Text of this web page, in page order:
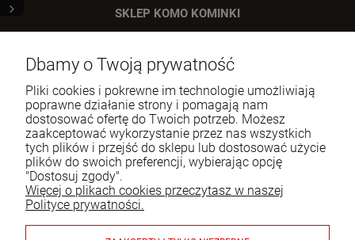
SKLEP KOMO KOMINKI
00-716 Warszawa
Tel.:
22 651 09 06
E-mail:
sklep@komo.pl
Moje konto
Pomoc
Informacje
Dbamy o Twoją prywatność
Pliki cookies i pokrewne im technologie umożliwiają
poprawne działanie strony i pomagają nam
dostosować ofertę do Twoich potrzeb. Możesz
zaakceptować wykorzystanie przez nas wszystkich
tych plików i przejść do sklepu lub dostosować użycie
plików do swoich preferencji, wybierając opcję
"Dostosuj zgody".
Więcej o plikach cookies przeczytasz w naszej
Polityce prywatności.